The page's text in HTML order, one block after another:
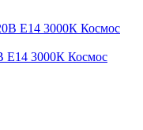
E14 3000К Космос